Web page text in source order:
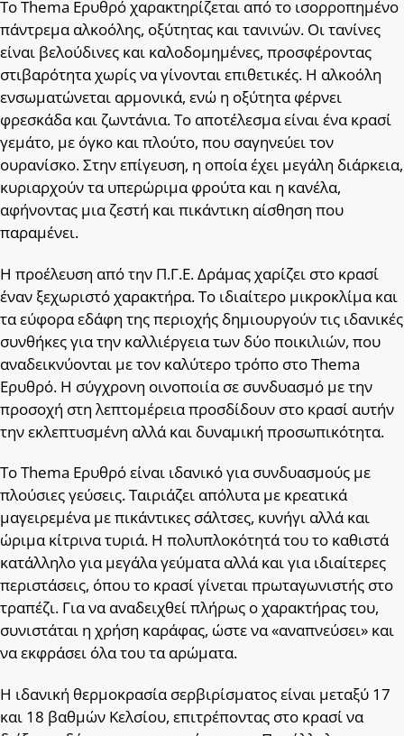
Το Thema Ερυθρό χαρακτηρίζεται από το ισορροπημένο
πάντρεμα αλκοόλης, οξύτητας και τανινών. Οι τανίνες
είναι βελούδινες και καλοδομημένες, προσφέροντας
στιβαρότητα χωρίς να γίνονται επιθετικές. Η αλκοόλη
ενσωματώνεται αρμονικά, ενώ η οξύτητα φέρνει
φρεσκάδα και ζωντάνια. Το αποτέλεσμα είναι ένα κρασί
γεμάτο, με όγκο και πλούτο, που σαγηνεύει τον
ουρανίσκο. Στην επίγευση, η οποία έχει μεγάλη διάρκεια,
κυριαρχούν τα υπερώριμα φρούτα και η κανέλα,
αφήνοντας μια ζεστή και πικάντικη αίσθηση που
παραμένει.
Η προέλευση από την Π.Γ.Ε. Δράμας χαρίζει στο κρασί
έναν ξεχωριστό χαρακτήρα. Το ιδιαίτερο μικροκλίμα και
τα εύφορα εδάφη της περιοχής δημιουργούν τις ιδανικές
συνθήκες για την καλλιέργεια των δύο ποικιλιών, που
αναδεικνύονται με τον καλύτερο τρόπο στο Thema
Ερυθρό. Η σύγχρονη οινοποιία σε συνδυασμό με την
προσοχή στη λεπτομέρεια προσδίδουν στο κρασί αυτήν
την εκλεπτυσμένη αλλά και δυναμική προσωπικότητα.
Το Thema Ερυθρό είναι ιδανικό για συνδυασμούς με
πλούσιες γεύσεις. Ταιριάζει απόλυτα με κρεατικά
μαγειρεμένα με πικάντικες σάλτσες, κυνήγι αλλά και
ώριμα κίτρινα τυριά. Η πολυπλοκότητά του το καθιστά
κατάλληλο για μεγάλα γεύματα αλλά και για ιδιαίτερες
περιστάσεις, όπου το κρασί γίνεται πρωταγωνιστής στο
τραπέζι. Για να αναδειχθεί πλήρως ο χαρακτήρας του,
συνιστάται η χρήση καράφας, ώστε να «αναπνεύσει» και
να εκφράσει όλα του τα αρώματα.
Η ιδανική θερμοκρασία σερβιρίσματος είναι μεταξύ 17
και 18 βαθμών Κελσίου, επιτρέποντας στο κρασί να